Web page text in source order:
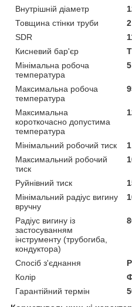
Внутрішній діаметр
Товщина стінки труби
SDR
Кисневий бар'єр
Мінімальна робоча
температура
Максимальна робоча
температура
Максимальна
короткочасно допустима
температура
Мінімальний робочий тиск
Максимальний робочий
тиск
Руйнівний тиск
Мінімальний радіус вигину
вручну
Радіус вигину із
застосуванням
інструменту (трубогиба,
кондуктора)
Спосіб з'єднання
Колір
Гарантійний термін